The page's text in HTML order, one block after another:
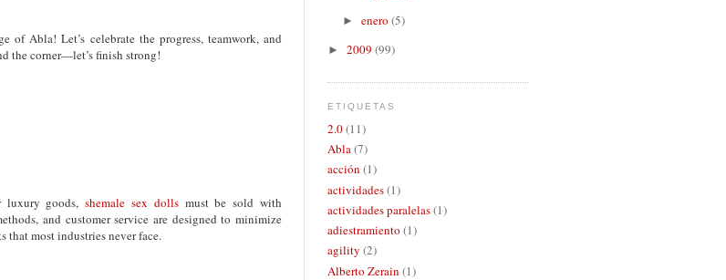
of Abla! Let’s celebrate the progress, teamwork, and
the corner—let’s finish strong!
luxury goods,shemale sex dollsmust be sold with
and customer service are designed to minimize
that most industries never face.
► enero (5)
► 2009 (99)
ETIQUETAS
2.0(11)
Abla(7)
acción (1)
actividades(1)
actividades paralelas(1)
adiestramiento (1)
agility (2)
Alberto Zerain (1)